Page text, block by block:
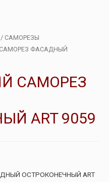
/ САМОРЕЗЫ
ФАСАДНЫЙ
САМОРЕЗ
ART 9059
ОСТРОКОНЕЧНЫЙ ART